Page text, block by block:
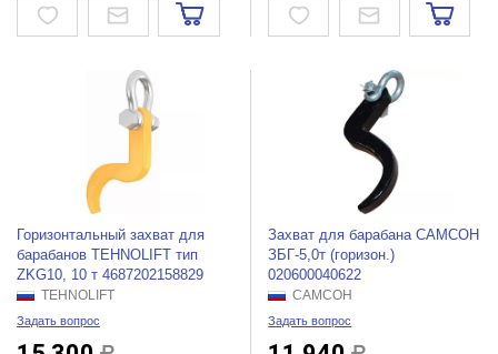
Горизонтальный захват для
барабанов TEHNOLIFT тип
ZKG10, 10 т 4687202158829
TEHNOLIFT
Задать вопрос
Захват для барабана САМСОН
ЗБГ-5,0т (горизон.)
020600040622
САМСОН
Задать вопрос